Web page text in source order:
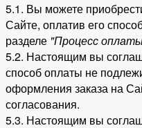
5.1. Вы можете
Сайте, оплатив его
разделе "Процесс
5.2. Настоящим вы
способ оплаты не
оформления заказа на
согласования.
5.3. Настоящим вы